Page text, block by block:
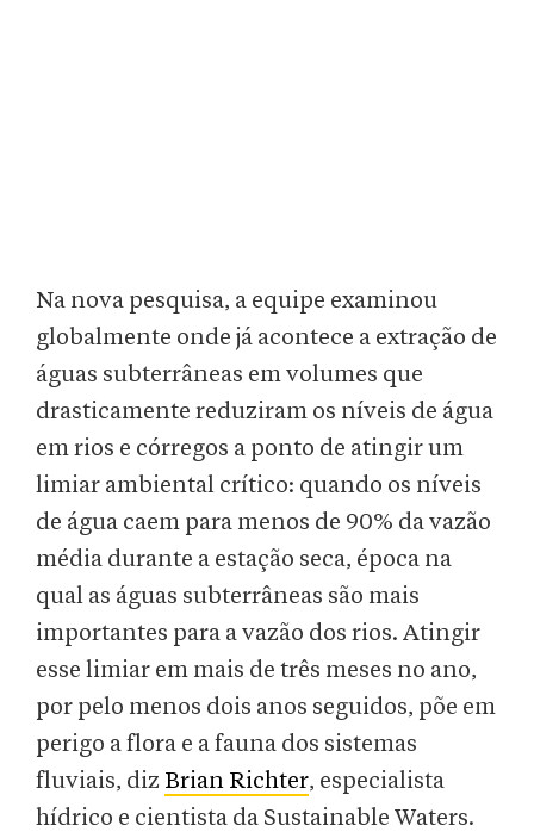
Na nova pesquisa, a equipe examinou
globalmente onde já acontece a extração de
águas subterrâneas em volumes que
drasticamente reduziram os níveis de água
em rios e córregos a ponto de atingir um
limiar ambiental crítico: quando os níveis
de água caem para menos de 90% da vazão
média durante a estação seca, época na
qual as águas subterrâneas são mais
importantes para a vazão dos rios. Atingir
esse limiar em mais de três meses no ano,
por pelo menos dois anos seguidos, põe em
perigo a flora e a fauna dos sistemas
fluviais, diz Brian Richter, especialista
hídrico e cientista da Sustainable Waters.